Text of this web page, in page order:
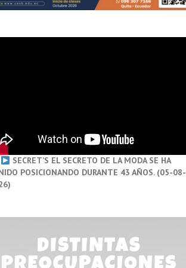
SECRET’S EL SECRETO DE LA MODA SE HA
POSICIONANDO DURANTE 43 AÑOS. (05-08-